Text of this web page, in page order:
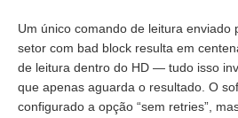
Um único comando de leitura enviado
setor com bad block resulta em
de leitura dentro do HD — tudo isso
que apenas aguarda o resultado. O
configurado a opção “sem retries”,